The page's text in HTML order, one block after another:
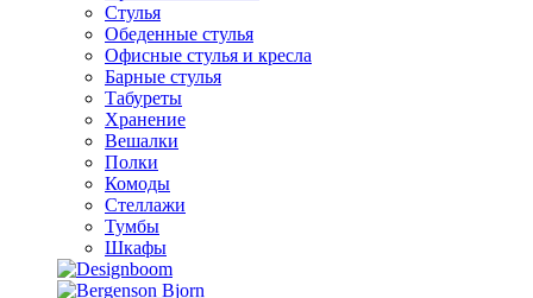
Стулья
Обеденные стулья
Офисные стулья и кресла
Барные стулья
Табуреты
Хранение
Вешалки
Полки
Комоды
Стеллажи
Тумбы
Шкафы